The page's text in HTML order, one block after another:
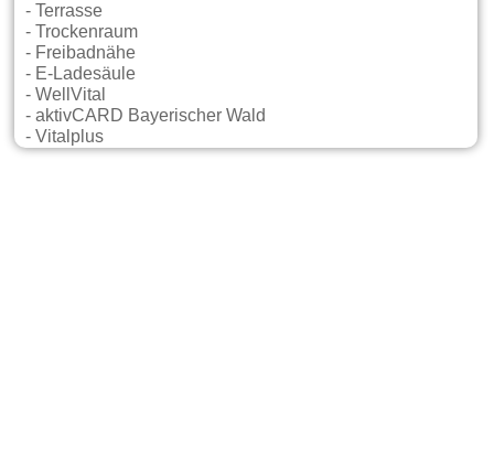
- Terrasse
- Trockenraum
- Freibadnähe
- E-Ladesäule
- WellVital
- aktivCARD Bayerischer Wald
- Vitalplus